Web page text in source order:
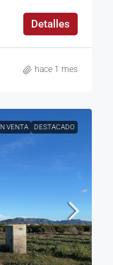
Detalles
hace 1 mes
VENTA DESTACADO